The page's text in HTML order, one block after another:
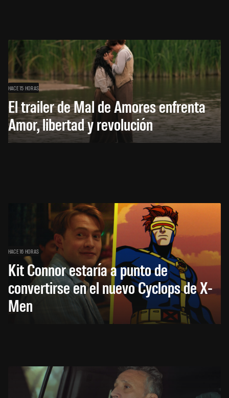
HACE 15 HORAS
El trailer de Mal de Amores enfrenta
Amor, libertad y revolución
HACE 16 HORAS
Kit Connor estaría a punto de
convertirse en el nuevo Cyclops de X-
Men